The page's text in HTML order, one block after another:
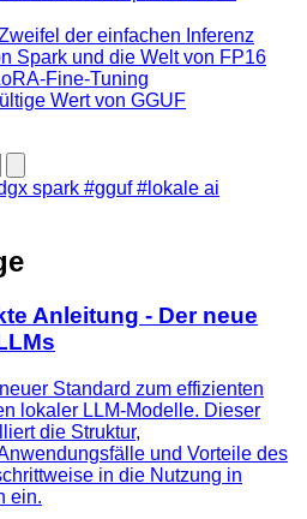
der einfachen Inferenz
Spark und die Welt von FP16
Fine-Tuning
Wert von GGUF
spark #gguf#lokale ai
Anleitung - Der neue
Standard zum effizienten
lokaler LLM-Modelle. Dieser
die Struktur,
und Vorteile des
in die Nutzung in
ein.